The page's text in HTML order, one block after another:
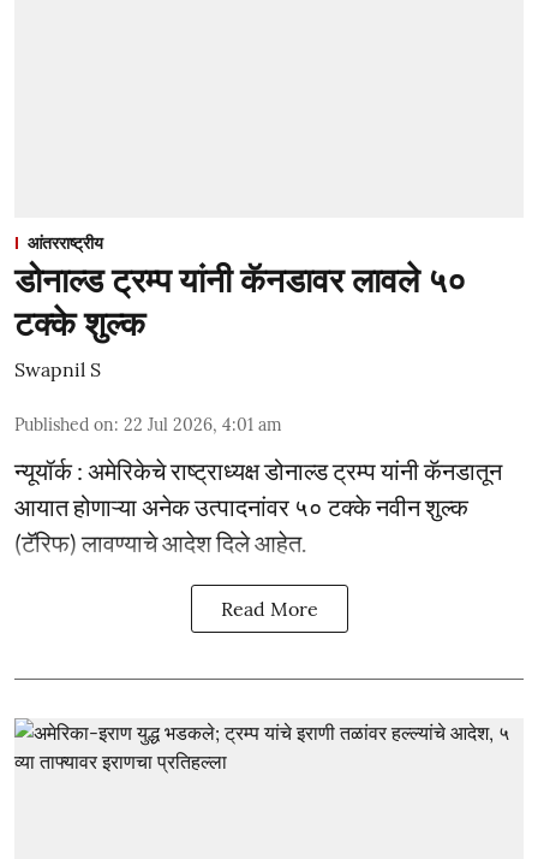
आंतरराष्ट्रीय
डोनाल्ड ट्रम्प यांनी कॅनडावर लावले ५०
टक्के शुल्क
Swapnil S
Published on: 22 Jul 2026, 4:01 am
न्यूयॉर्क : अमेरिकेचे राष्ट्राध्यक्ष डोनाल्ड ट्रम्प यांनी कॅनडातून
आयात होणाऱ्या अनेक उत्पादनांवर ५० टक्के नवीन शुल्क
(टॅरिफ) लावण्याचे आदेश दिले आहेत.
Read More